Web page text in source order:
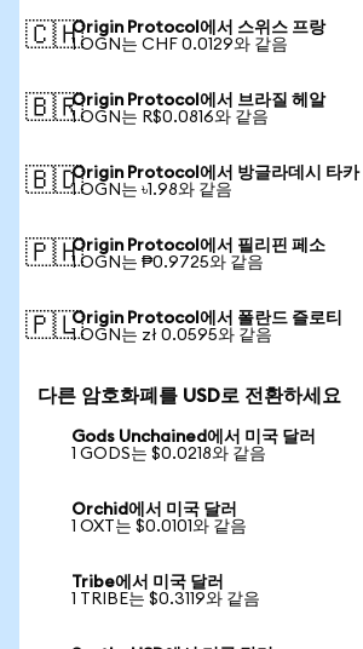
🇨🇭Origin Protocol에서 스위스 프랑
1 OGN는 CHF 0.0129와 같음
🇧🇷Origin Protocol에서 브라질 헤알
1 OGN는 R$0.0816와 같음
🇧🇩Origin Protocol에서 방글라데시 타카
1 OGN는 ৳1.98와 같음
🇵🇭Origin Protocol에서 필리핀 페소
1 OGN는 ₱0.9725와 같음
🇵🇱Origin Protocol에서 폴란드 즐로티
1 OGN는 zł 0.0595와 같음
다른 암호화폐를 USD로 전환하세요
Gods Unchained에서 미국 달러
1 GODS는 $0.0218와 같음
Orchid에서 미국 달러
1 OXT는 $0.0101와 같음
Tribe에서 미국 달러
1 TRIBE는 $0.3119와 같음